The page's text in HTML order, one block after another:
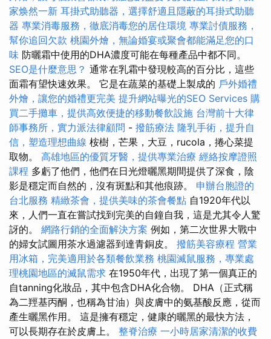
家焕然一新 耳掛式助聽器，選擇舒適且隱蔽的耳掛式助聽
器 專業消毒服務，徹底消毒您的居住環境 專業討債服務，
幫你追回欠款 桃園外燴，無論婚宴或聚會都能滿足您的口
味 防曬霜中使用的DHA濃度可能在每種產品中都不同。
SEO是什麼意思？ 通常在乳霜中發現較高的百分比，這些
面霜有望快速效果。 它是在蔬菜的基礎上製成的 戶外婚禮
外燴，讓您的婚禮更完美 提升網站曝光的SEO Services 購
買二手攤車，提供高效便捷的移動餐飲設施 台灣前十大律
師事務所，實力派法律顧問 - 撥筋療法 隆乳手術，提升自
信，塑造理想曲線 桉樹，芒果，大豆，rucola，捲心菜提
取物。 高雄地區的優質牙醫，提供專業治療 經絡按摩證照
課程 多虧了他們，他們在日光燈曬黑期間提供了深食，陰
影是穩定而自然的，沒有斑點和其他痕跡。 申辦台胞證的
台北服務 精緻茶會，提供美味的茶會餐點 自1920年代以
來，人們一直在嘗試找到完美的自鐘自我，這是尤其令人驚
訝的。 網路行銷的全面解決方案 例如，第二次世界大戰中
的婦女試圖用茶水過濾器到達青銅皮。 撥筋美容療程 營業
用冰箱，完美適用於各類餐飲業務 桃園滅鼠服務，專業處
理桃園地區的滅鼠需求 在1950年代，出現了第一個真正的
自tanning化妝品，其中包含DHA化合物。 DHA（正式稱
為二羥基丙酮，也稱為甘油）與皮膚中的氨基酸反應，從而
產生曬黑作用。 這是擁有穩定，健康的曬黑的最快方法，
可以長期存在於皮膚上。 整脊治療 一小時居家清潔的收費